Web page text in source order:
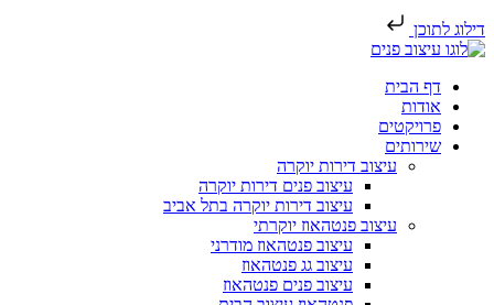
דילוג לתוכן
דף הבית
אודות
פרויקטים
שירותים
עיצוב דירות יוקרה
עיצוב פנים דירות יוקרה
עיצוב דירות יוקרה בתל אביב
עיצוב פנטהאוז יוקרתי
עיצוב פנטהאוז מודרני
עיצוב גג פנטהאוז
עיצוב פנים פנטהאוז